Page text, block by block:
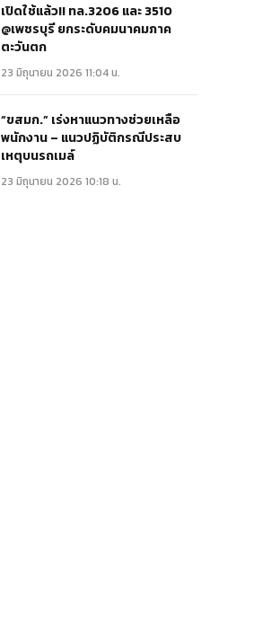
เปิดใช้แล้ว!! ทล.3206 และ 3510
@เพชรบุรี ยกระดับคมนาคมภาค
ตะวันตก
23 มิถุนายน 2026 11:04 น.
“ขสมก.” เร่งหาแนวทางช่วยเหลือ
พนักงาน – แนวปฏิบัติกรณีประสบ
เหตุบนรถเมล์
23 มิถุนายน 2026 10:18 น.